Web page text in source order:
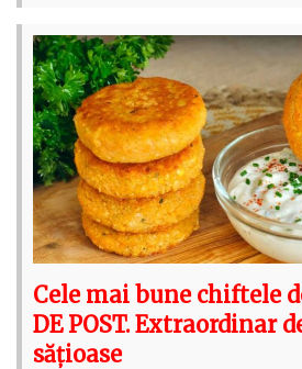
Cele mai bune chiftele
DE POST. Extraordinar
sățioase